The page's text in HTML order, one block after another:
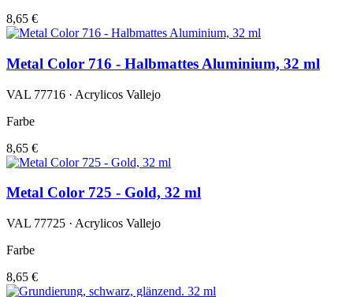
8,65 €
Metal Color 716 - Halbmattes Aluminium, 32 ml
VAL 77716 · Acrylicos Vallejo
Farbe
8,65 €
Metal Color 725 - Gold, 32 ml
VAL 77725 · Acrylicos Vallejo
Farbe
8,65 €